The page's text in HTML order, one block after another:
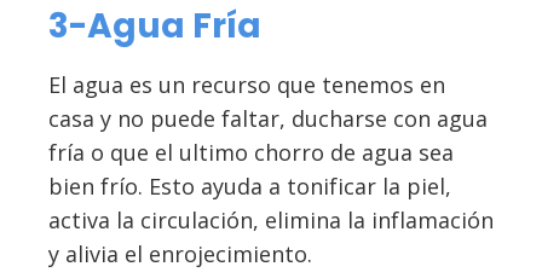
3-Agua Fría
El agua es un recurso que tenemos en
casa y no puede faltar, ducharse con agua
fría o que el ultimo chorro de agua sea
bien frío. Esto ayuda a tonificar la piel,
activa la circulación, elimina la inflamación
y alivia el enrojecimiento.